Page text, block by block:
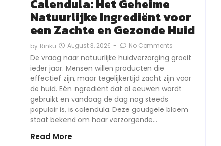
Calendula: Het Geheime
Natuurlijke Ingrediënt voor
een Zachte en Gezonde Huid
by Rinku August 3, 2026 - No Comments
De vraag naar natuurlijke huidverzorging groeit
ieder jaar. Mensen willen producten die
effectief zijn, maar tegelijkertijd zacht zijn voor
de huid. Eén ingrediënt dat al eeuwen wordt
gebruikt en vandaag de dag nog steeds
populair is, is calendula. Deze goudgele bloem
staat bekend om haar verzorgende…
Read More